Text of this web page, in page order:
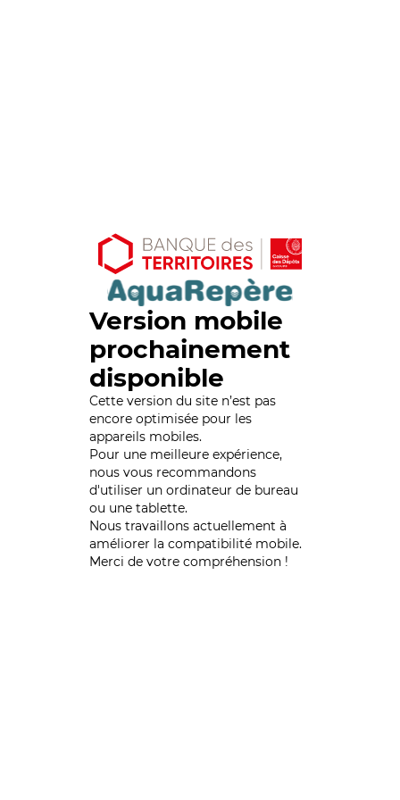
Version mobile
prochainement
disponible
Cette version du site n’est pas
encore optimisée pour les
appareils mobiles.
Pour une meilleure expérience,
nous vous recommandons
d'utiliser un ordinateur de bureau
ou une tablette.
Nous travaillons actuellement à
améliorer la compatibilité mobile.
Merci de votre compréhension !